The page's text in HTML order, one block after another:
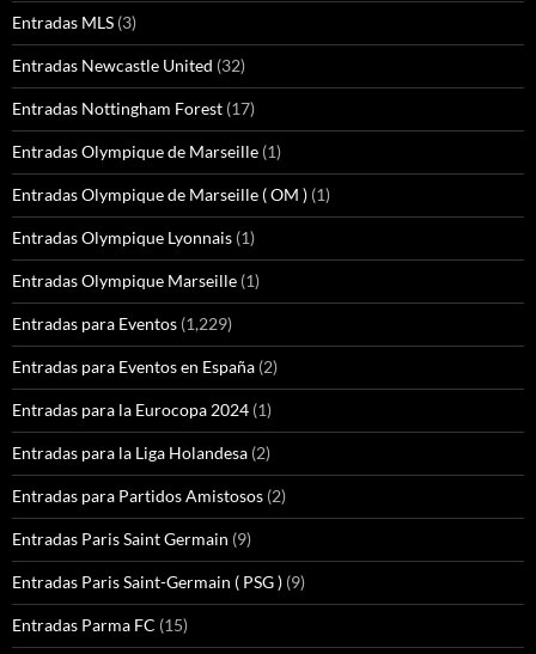
Entradas MLS (3)
Entradas Newcastle United (32)
Entradas Nottingham Forest (17)
Entradas Olympique de Marseille (1)
Entradas Olympique de Marseille ( OM ) (1)
Entradas Olympique Lyonnais (1)
Entradas Olympique Marseille (1)
Entradas para Eventos (1,229)
Entradas para Eventos en España (2)
Entradas para la Eurocopa 2024 (1)
Entradas para la Liga Holandesa (2)
Entradas para Partidos Amistosos (2)
Entradas Paris Saint Germain (9)
Entradas Paris Saint-Germain ( PSG ) (9)
Entradas Parma FC (15)